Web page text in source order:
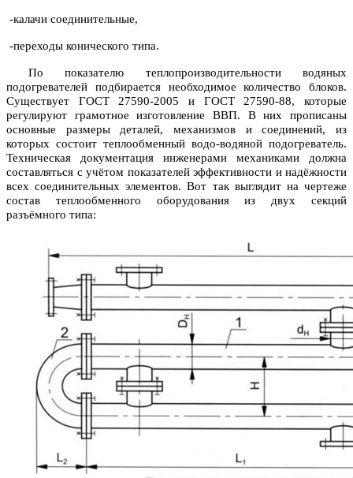
-калачи соединительные,
-переходы конического типа.
По показателю теплопроизводительности водяных
подогревателей подбирается необходимое количество блоков.
Существует ГОСТ 27590-2005 и ГОСТ 27590-88, которые
регулируют грамотное изготовление ВВП. В них прописаны
основные размеры деталей, механизмов и соединений, из
которых состоит теплообменный водо-водяной подогреватель.
Техническая документация инженерами механиками должна
составляться с учётом показателей эффективности и надёжности
всех соединительных элементов. Вот так выглядит на чертеже
состав теплообменного оборудования из двух секций
разъёмного типа: